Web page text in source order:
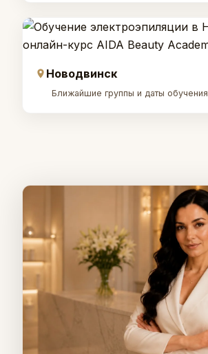
Новодвинск
Ближайшие группы и даты обучения